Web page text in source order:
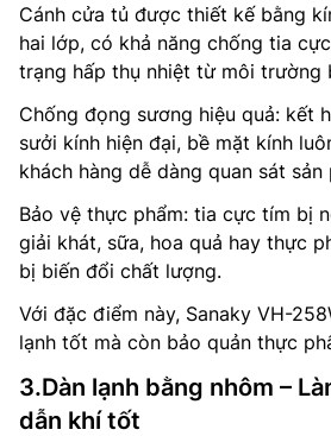
Cánh cửa tủ được thiết kế bằng
hai lớp, có khả năng chống tia
trạng hấp thụ nhiệt từ môi trường
Chống đọng sương hiệu quả: kết
sưởi kính hiện đại, bề mặt kính
khách hàng dễ dàng quan sát
Bảo vệ thực phẩm: tia cực tím bị
giải khát, sữa, hoa quả hay thực
bị biến đổi chất lượng.
Với đặc điểm này, Sanaky VH-
lạnh tốt mà còn bảo quản thực
3.Dàn lạnh bằng nhôm –
dẫn khí tốt